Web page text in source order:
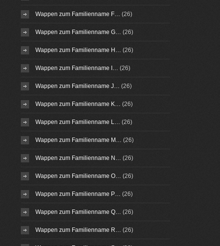
Wappen zum Familienname F… (26)
Wappen zum Familienname G… (26)
Wappen zum Familienname H… (26)
Wappen zum Familienname I… (26)
Wappen zum Familienname J… (26)
Wappen zum Familienname K… (26)
Wappen zum Familienname L… (26)
Wappen zum Familienname M… (26)
Wappen zum Familienname N… (26)
Wappen zum Familienname O… (26)
Wappen zum Familienname P… (26)
Wappen zum Familienname Q… (26)
Wappen zum Familienname R… (26)